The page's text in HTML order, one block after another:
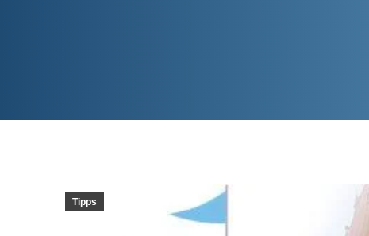
Tipps